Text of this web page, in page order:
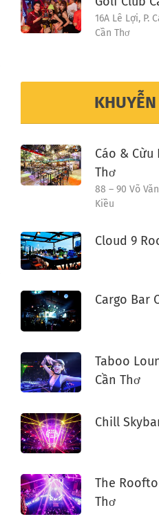
16A Lê Lợi, P.
Cần Thơ
Cáo & Cừu
Thơ
88 – 90 Võ
Kiều
Cloud 9
Cargo Bar
Taboo
Cần Thơ
Chill
The
Thơ